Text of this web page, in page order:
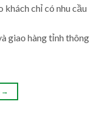
chỉ có nhu cầu
giao hàng tỉnh thông
→